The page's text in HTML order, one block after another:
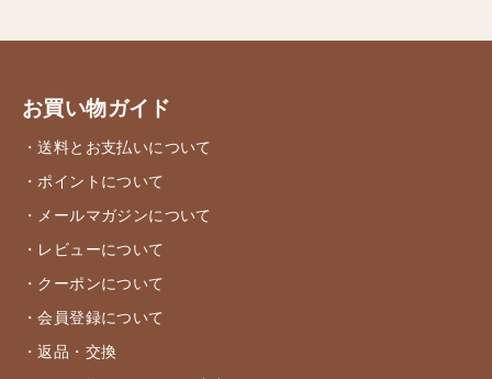
お買い物ガイド
・送料とお支払いについて
・ポイントについて
・メールマガジンについて
・レビューについて
・クーポンについて
・会員登録について
・返品・交換